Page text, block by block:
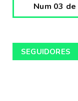
Num 03
Pintores
SEGUIDORES